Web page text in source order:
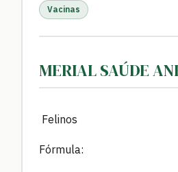
Vacinas
MERIAL SAÚDE
Felinos
Fórmula: